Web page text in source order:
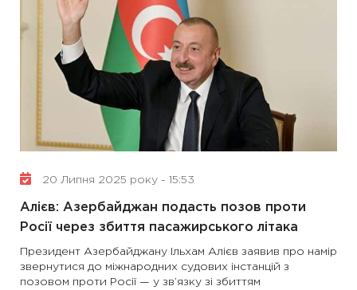
20 Липня 2025 року - 15:53
Алієв: Азербайджан подасть позов проти
Росії через збиття пасажирського літака
Президент Азербайджану Ільхам Алієв заявив про намір
звернутися до міжнародних судових інстанцій з
позовом проти Росії — у зв’язку зі збиттям